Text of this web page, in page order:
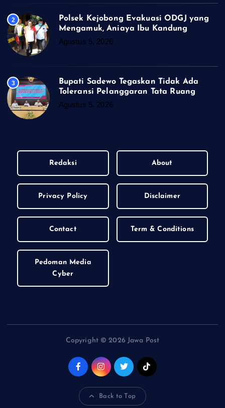
2
Polsek Kejobong Evakuasi ODGJ yang
Mengamuk, Aniaya Ibu Kandung
Agustus 5, 2026
3
Bupati Sadewo Tegaskan Tidak Ada
Toleransi Pelanggaran Tata Ruang
Agustus 5, 2026
Redaksi About
Privacy Policy Disclaimer
Contact Term & Conditions
Pedoman Media
Cyber
Copyright © 2026 Jawa Post
Back to Top